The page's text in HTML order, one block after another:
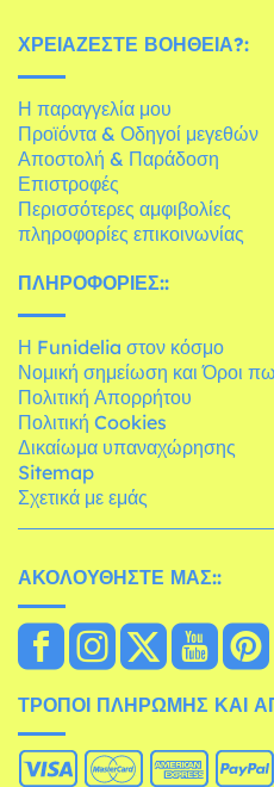
ΧΡΕΙΆΖΕΣΤΕ ΒΟΉΘΕΙΑ?:
Η παραγγελία μου
Προϊόντα & Οδηγοί μεγεθών
Αποστολή & Παράδοση
Επιστροφές
Περισσότερες αμφιβολίες
πληροφορίες επικοινωνίας
ΠΛΗΡΟΦΟΡΊΕΣ::
Η Funidelia στον κόσμο
Νομική σημείωση και Όροι
Πολιτική Απορρήτου
Πολιτική Cookies
Δικαίωμα υπαναχώρησης
Sitemap
Σχετικά με εμάς
ΑΚΟΛΟΥΘΉΣΤΕ ΜΑΣ::
ΤΡΌΠΟΙ ΠΛΗΡΩΜΉΣ ΚΑΙ